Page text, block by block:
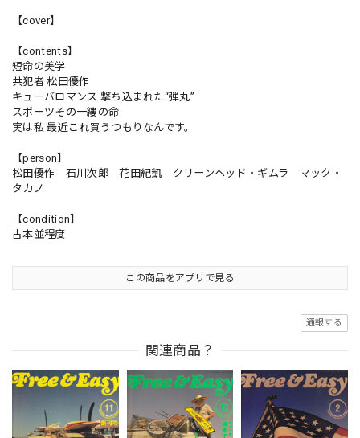
【cover】
【contents】
短命の美学
共犯者 松田優作
キューバロマンス 撃ち込まれた“弾丸”
スポーツその一縷の命
実は私 最近これ買うつもりなんです。
【person】
松田優作 石川次郎 花田紀凱 クリーンヘッド・ギムラ マック・
タカノ
【condition】
古本並程度
この商品をアプリで見る
通報する
関連商品？